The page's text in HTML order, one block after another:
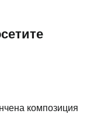
композиция